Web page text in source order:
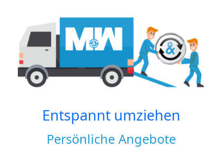
Entspannt umziehen
Persönliche Angebote